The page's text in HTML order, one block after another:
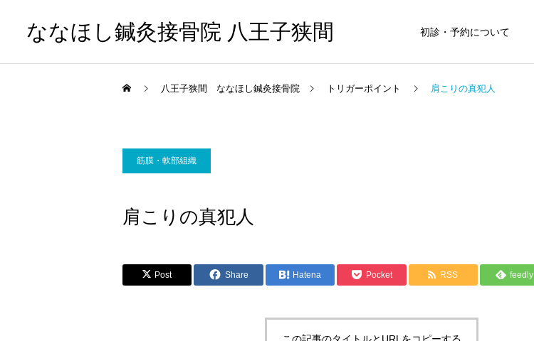
ななほし鍼灸接骨院 八王子狭間 初診・予約について
八王子狭間 ななほし鍼灸接骨院 トリガーポイント 肩こりの真犯人
筋膜・軟部組織
肩こりの真犯人
Post Share Hatena Pocket RSS feedly